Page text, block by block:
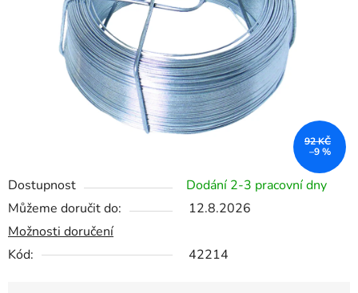
Dostupnost
Dodání 2-3 pracovní dny
Můžeme doručit do:
12.8.2026
Možnosti doručení
Kód:
42214
hvězdiček.
92 KČ
–9 %